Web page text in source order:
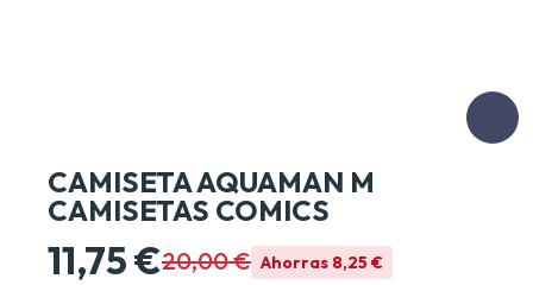
CAMISETA AQUAMAN M
CAMISETAS COMICS
11,75 €20,00 € Ahorras 8,25 €